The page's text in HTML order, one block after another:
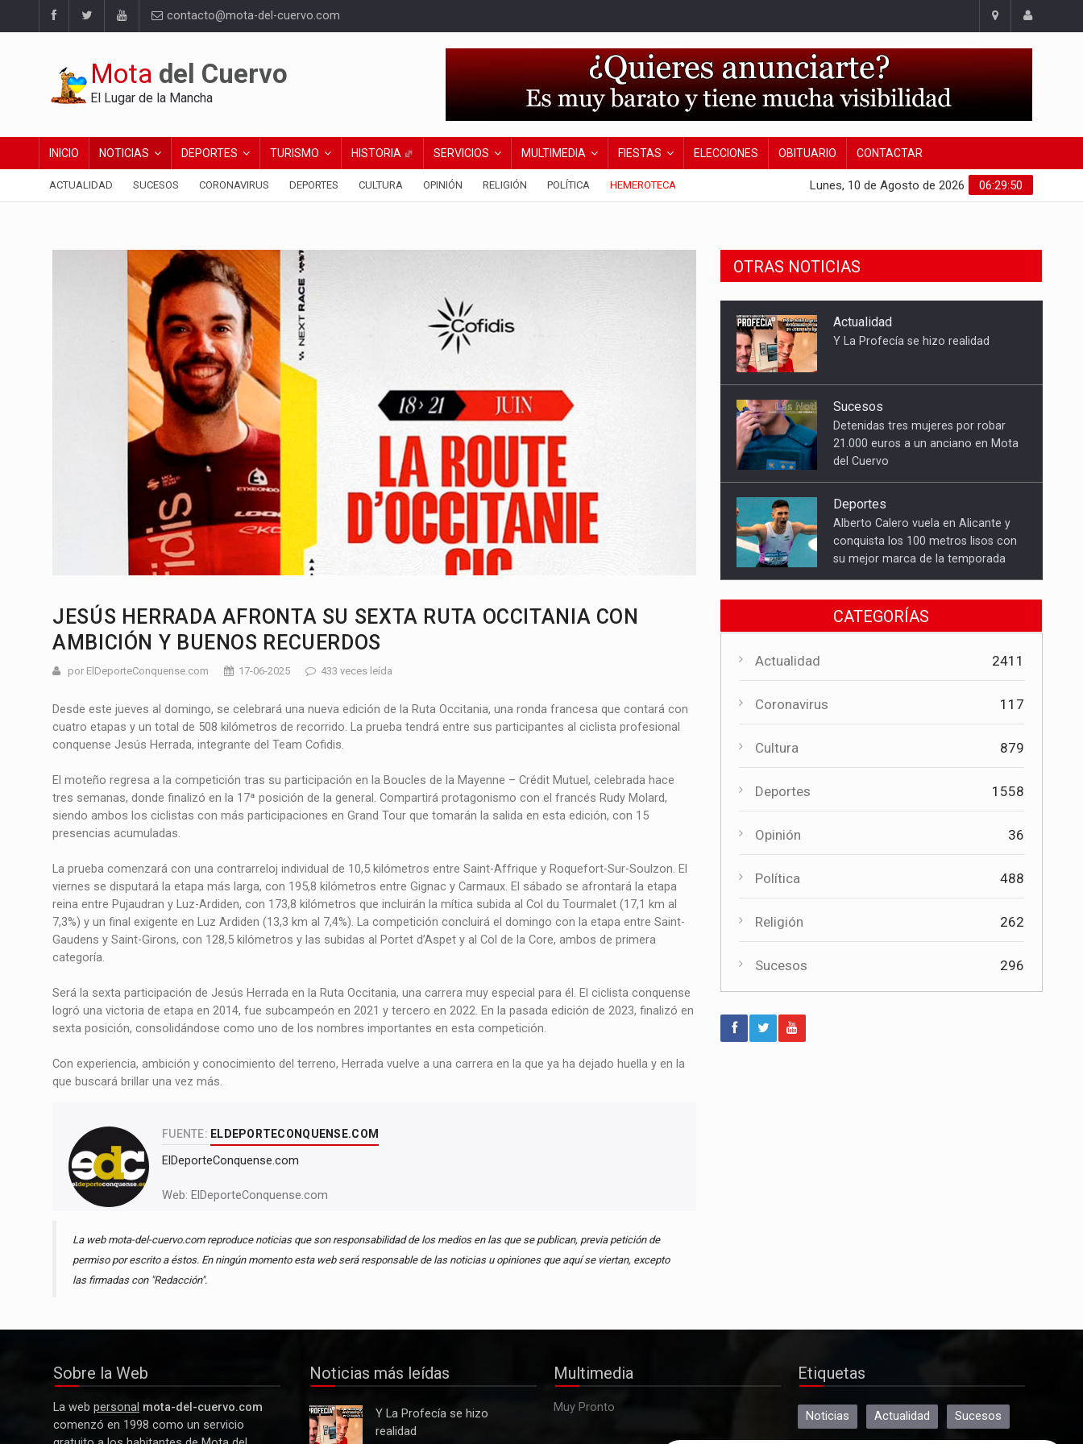
contacto@mota-del-cuervo.com
Mota del Cuervo
El Lugar de la Mancha
INICIO NOTICIAS DEPORTES TURISMO HISTORIA SERVICIOS MULTIMEDIA FIESTAS ELECCIONES OBITUARIO CONTACTAR
ACTUALIDAD SUCESOS CORONAVIRUS DEPORTES CULTURA OPINIÓN RELIGIÓN POLÍTICA HEMEROTECA 06:29:51
Lunes, 10 de Agosto de 2026
JESÚS HERRADA AFRONTA SU SEXTA RUTA OCCITANIA CON
AMBICIÓN Y BUENOS RECUERDOS
por ElDeporteConquense.com 17-06-2025 433 veces leída
Desde este jueves al domingo, se celebrará una nueva edición de la Ruta Occitania, una ronda francesa que contará con
cuatro etapas y un total de 508 kilómetros de recorrido. La prueba tendrá entre sus participantes al ciclista profesional
conquense Jesús Herrada, integrante del Team Cofidis.
El moteño regresa a la competición tras su participación en la Boucles de la Mayenne – Crédit Mutuel, celebrada hace
tres semanas, donde finalizó en la 17ª posición de la general. Compartirá protagonismo con el francés Rudy Molard,
siendo ambos los ciclistas con más participaciones en Grand Tour que tomarán la salida en esta edición, con 15
presencias acumuladas.
La prueba comenzará con una contrarreloj individual de 10,5 kilómetros entre Saint-Affrique y Roquefort-Sur-Soulzon. El
viernes se disputará la etapa más larga, con 195,8 kilómetros entre Gignac y Carmaux. El sábado se afrontará la etapa
reina entre Pujaudran y Luz-Ardiden, con 173,8 kilómetros que incluirán la mítica subida al Col du Tourmalet (17,1 km al
7,3%) y un final exigente en Luz Ardiden (13,3 km al 7,4%). La competición concluirá el domingo con la etapa entre Saint-
Gaudens y Saint-Girons, con 128,5 kilómetros y las subidas al Portet d’Aspet y al Col de la Core, ambos de primera
categoría.
Será la sexta participación de Jesús Herrada en la Ruta Occitania, una carrera muy especial para él. El ciclista conquense
logró una victoria de etapa en 2014, fue subcampeón en 2021 y tercero en 2022. En la pasada edición de 2023, finalizó en
sexta posición, consolidándose como uno de los nombres importantes en esta competición.
Con experiencia, ambición y conocimiento del terreno, Herrada vuelve a una carrera en la que ya ha dejado huella y en la
que buscará brillar una vez más.
FUENTE: ELDEPORTECONQUENSE.COM
ElDeporteConquense.com
Web: ElDeporteConquense.com
La web mota-del-cuervo.com reproduce noticias que son responsabilidad de los medios en las que se publican, previa petición de
permiso por escrito a éstos. En ningún momento esta web será responsable de las noticias u opiniones que aquí se viertan, excepto
las firmadas con "Redacción".
OTRAS NOTICIAS
Sucesos
Detenidas tres mujeres por robar
Deportes
Alberto Calero vuela en Alicante y
conquista los 100 metros lisos con
Cultura
El Gobierno regional apoya el
Certamen de Bandas de Mota del
Cultura
El Certamen "Villa Cervantina" vuelve
referente de la música bandística
Cuervo un plan de ayudas para las
bandas de música
Deportes
Éxito de la gran apuesta por la pista
Tres bandas competirán en Mota del
CATEGORÍAS
Actualidad 2411
Coronavirus 117
Cultura 879
Deportes 1558
Opinión 36
Política 488
Religión 262
Sucesos 296
Sobre la Web
La web personal mota-del-cuervo.com
comenzó en 1998 como un servicio
Noticias más leídas
Y La
Profecía
Y La Profecía se hizo
realidad
Multimedia
Muy Pronto
Etiquetas
Noticias Actualidad Sucesos